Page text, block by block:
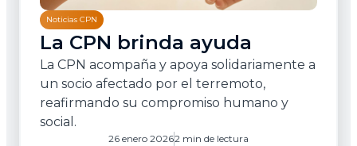
Noticias CPN
La CPN brinda ayuda
La CPN acompaña y apoya solidariamente a
un socio afectado por el terremoto,
reafirmando su compromiso humano y
social.
26 enero 20262 min de lectura